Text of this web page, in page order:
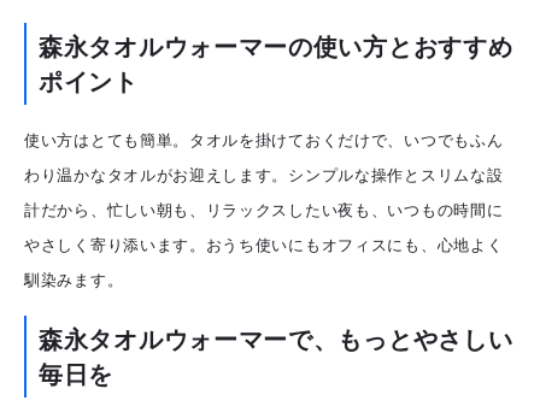
森永タオルウォーマーの使い方とおすすめ
ポイント
使い方はとても簡単。タオルを掛けておくだけで、いつでもふん
わり温かなタオルがお迎えします。 シンプルな操作とスリムな設
計だから、忙しい朝も、リラックスしたい夜も、いつもの時間に
やさしく寄り添います。おうち使いにもオフィスにも、心地よく
馴染みます。
森永タオルウォーマーで、もっとやさしい
毎日を